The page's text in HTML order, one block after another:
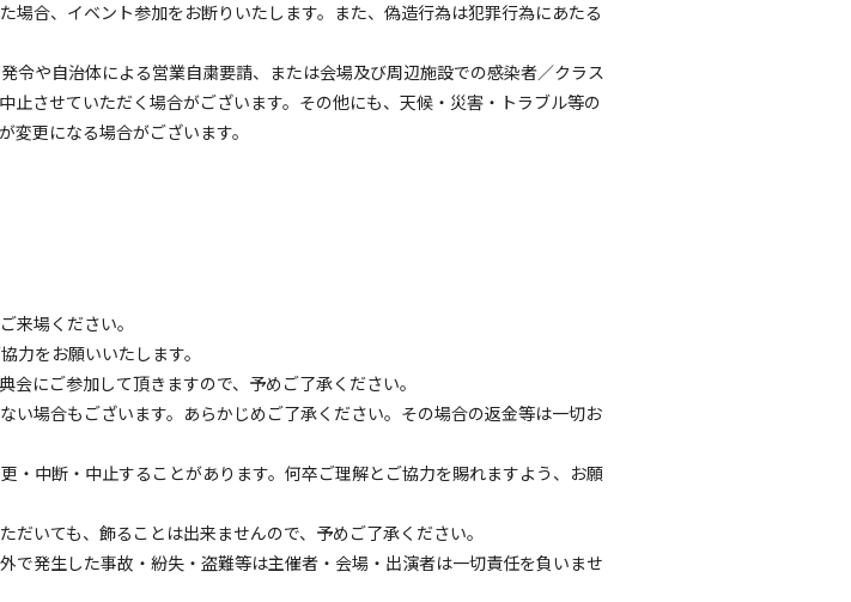
合、イベント参加をお断りいたします。また、偽造行為は犯罪行為にあたる
や自治体による営業自粛要請、または会場及び周辺施設での感染者／クラス
させていただく場合がございます。その他にも、天候・災害・トラブル等の
更になる場合がございます。
来場ください。
力をお願いいたします。
にご参加して頂きますので、予めご了承ください。
い場合もございます。あらかじめご了承ください。その場合の返金等は一切お
・中断・中止することがあります。何卒ご理解とご協力を賜れますよう、お願
いても、飾ることは出来ませんので、予めご了承ください。
で発生した事故・紛失・盗難等は主催者・会場・出演者は一切責任を負いませ